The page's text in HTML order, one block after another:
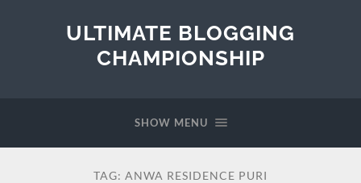
ULTIMATE BLOGGING
CHAMPIONSHIP
SHOW MENU
TAG: ANWA RESIDENCE PURI